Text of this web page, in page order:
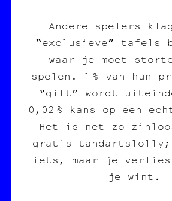
Andere spelers
“exclusieve” tafels
waar je moet
spelen. 1 % van hun
“gift” wordt
0,02 % kans op een
Het is net zo
gratis
iets, maar je verliest
je wint.